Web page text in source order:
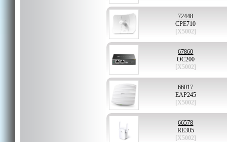
72448
CPE710
[X5002]
67860
OC200
[X5002]
66017
EAP245
[X5002]
66578
RE305
[X5002]